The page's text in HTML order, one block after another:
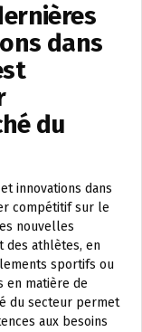
dans
du
innovations dans
compétitif sur le
nouvelles
des athlètes, en
sportifs ou
en matière de
du secteur permet
aux besoins